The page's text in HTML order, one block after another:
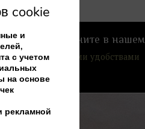
и отдохните в нашем
джакузи и другими удобствами
cookie
и
с учетом
на основе
рекламной